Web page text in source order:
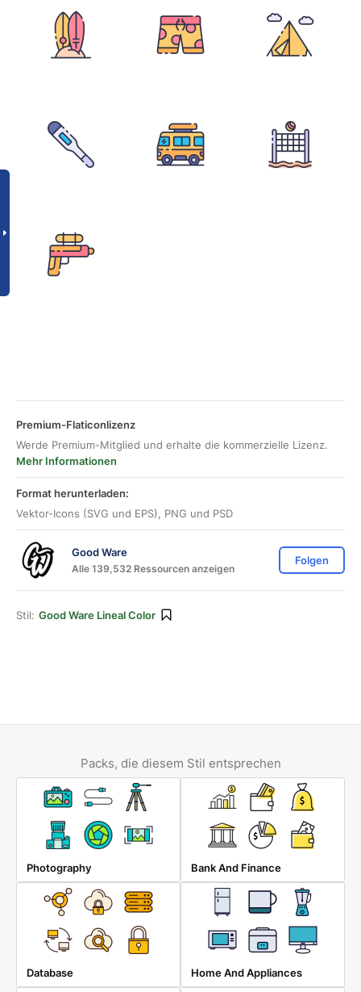
Premium-Flaticonlizenz
Werde Premium-Mitglied und erhalte die kommerzielle Lizenz.
Mehr Informationen
Format herunterladen:
Vektor-Icons (SVG und EPS), PNG und PSD
Good Ware
Alle 139,532 Ressourcen anzeigen
Folgen
Stil: Good Ware Lineal Color
Packs, die diesem Stil entsprechen
Photography Bank And Finance
Database Home And Appliances